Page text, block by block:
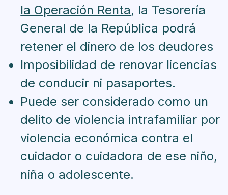
la Operación Renta, la Tesorería
General de la República podrá
retener el dinero de los deudores
Imposibilidad de renovar licencias
de conducir ni pasaportes.
Puede ser considerado como un
delito de violencia intrafamiliar por
violencia económica contra el
cuidador o cuidadora de ese niño,
niña o adolescente.